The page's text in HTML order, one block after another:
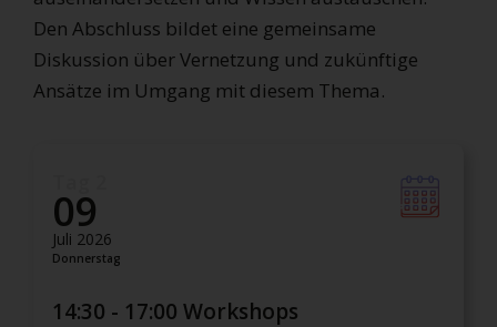
Den Abschluss bildet eine gemeinsame
Diskussion über Vernetzung und zukünftige
Ansätze im Umgang mit diesem Thema.
09
Juli 2026
Donnerstag
14:30 - 17:00 Workshops